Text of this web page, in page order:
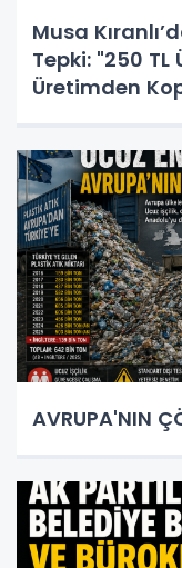
Musa
Tepki: "250
Üretimden
AVRUPA'NIN